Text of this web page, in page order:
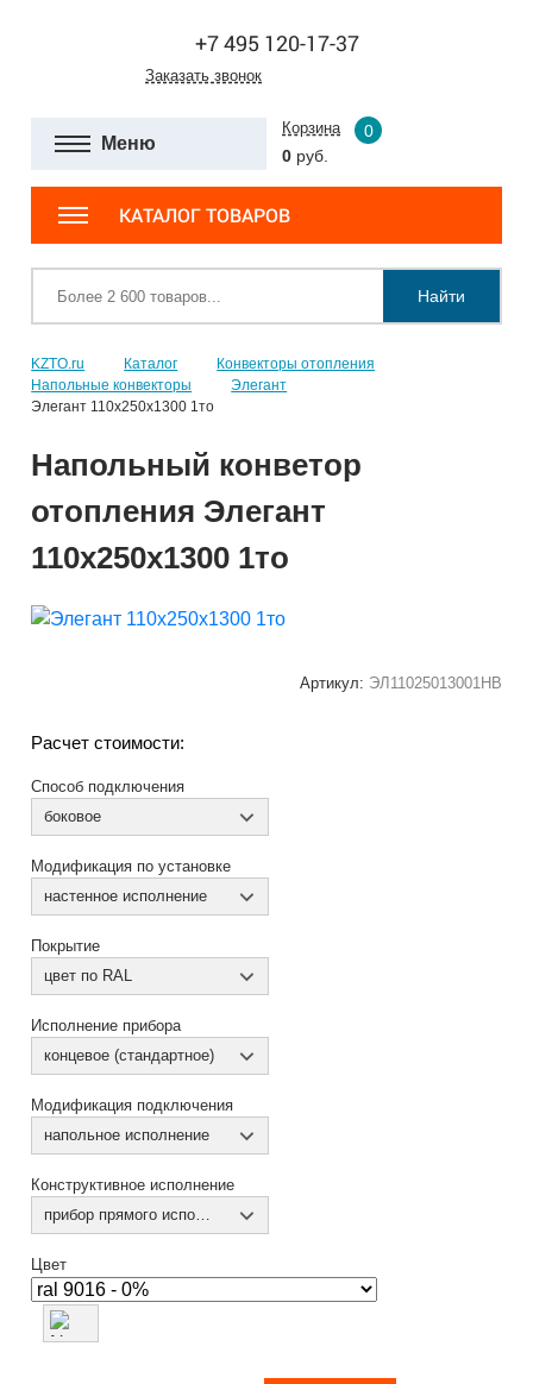
+7 495 120-17-37
Заказать звонок
Меню
Корзина
0
0 руб.
КАТАЛОГ ТОВАРОВ
Найти
KZTO.ru Каталог
Конвекторы отопления
Напольные конвекторы
Элегант
Элегант 110x250x1300 1то
Напольный конветор
отопления Элегант
110x250x1300 1то
Артикул: ЭЛ11025013001НВ
Расчет стоимости:
Способ подключения
боковое
Модификация по установке
настенное исполнение
Покрытие
цвет по RAL
Исполнение прибора
концевое (стандартное)
Модификация подключения
напольное исполнение
Конструктивное исполнение
прибор прямого исполнения
Цвет